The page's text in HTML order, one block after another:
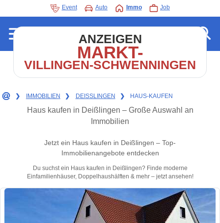
Event Auto Immo Job
ANZEIGEN
MARKT-
VILLINGEN-SCHWENNINGEN
❯ IMMOBILIEN ❯ DEISSLINGEN ❯ HAUS-KAUFEN
Haus kaufen in Deißlingen – Große Auswahl an
Immobilien
Jetzt ein Haus kaufen in Deißlingen – Top-
Immobilienangebote entdecken
Du suchst ein Haus kaufen in Deißlingen? Finde moderne
Einfamilienhäuser, Doppelhaushälften & mehr – jetzt ansehen!